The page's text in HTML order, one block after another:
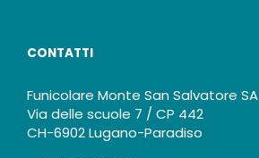
CONTATTI
Funicolare Monte San Salvatore SA
Via delle scuole 7 / CP 442
CH-6902 Lugano-Paradiso